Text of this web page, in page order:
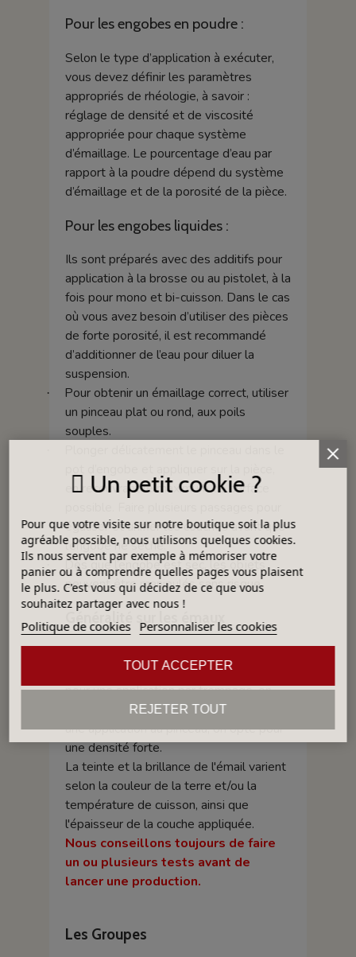
Pour les engobes en poudre :
Selon le type d’application à exécuter,
vous devez définir les paramètres
appropriés de rhéologie, à savoir :
réglage de densité et de viscosité
appropriée pour chaque système
d’émaillage. Le pourcentage d’eau par
rapport à la poudre dépend du système
d’émaillage et de la porosité de la pièce.
Pour les engobes liquides :
Ils sont préparés avec des additifs pour
application à la brosse ou au pistolet, à la
fois pour mono et bi-cuisson. Dans le cas
où vous avez besoin d’utiliser des pièces
de forte porosité, il est recommandé
d’additionner de l’eau pour diluer la
suspension.
·
Pour obtenir un émaillage correct, utiliser
un pinceau plat ou rond, aux poils
souples.
pot d’engobe et appliquer sur la pièce,
en recouvrant le maximum de surface
égaliser et unifier les couches avant que
l’engobe ne sèche.
Dès que l’engobe est sec, les objets
peuvent être manipulés sans risque.
Généralité sur les émaux
technique d'application. Par exemple,
pour une application par trempage, on
opte pour une faible densité, quand, pour
une application au pinceau, on opte pour
une densité forte.
La teinte et la brillance de l'émail varient
selon la couleur de la terre et/ou la
température de cuisson, ainsi que
l'épaisseur de la couche appliquée.
Nous conseillons toujours de faire
un ou plusieurs tests avant de
lancer une production.
Les Groupes
Un petit cookie ?
Pour que votre visite sur notre boutique soit la plus
agréable possible, nous utilisons quelques cookies.
Ils nous servent par exemple à mémoriser votre
panier ou à comprendre quelles pages vous plaisent
le plus. C'est vous qui décidez de ce que vous
souhaitez partager avec nous !
Politique de cookies Personnaliser les cookies
REJETER TOUT
TOUT ACCEPTER